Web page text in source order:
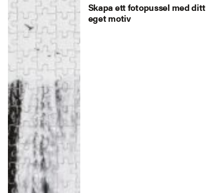
Skapa ett fotopussel med ditt
eget motiv